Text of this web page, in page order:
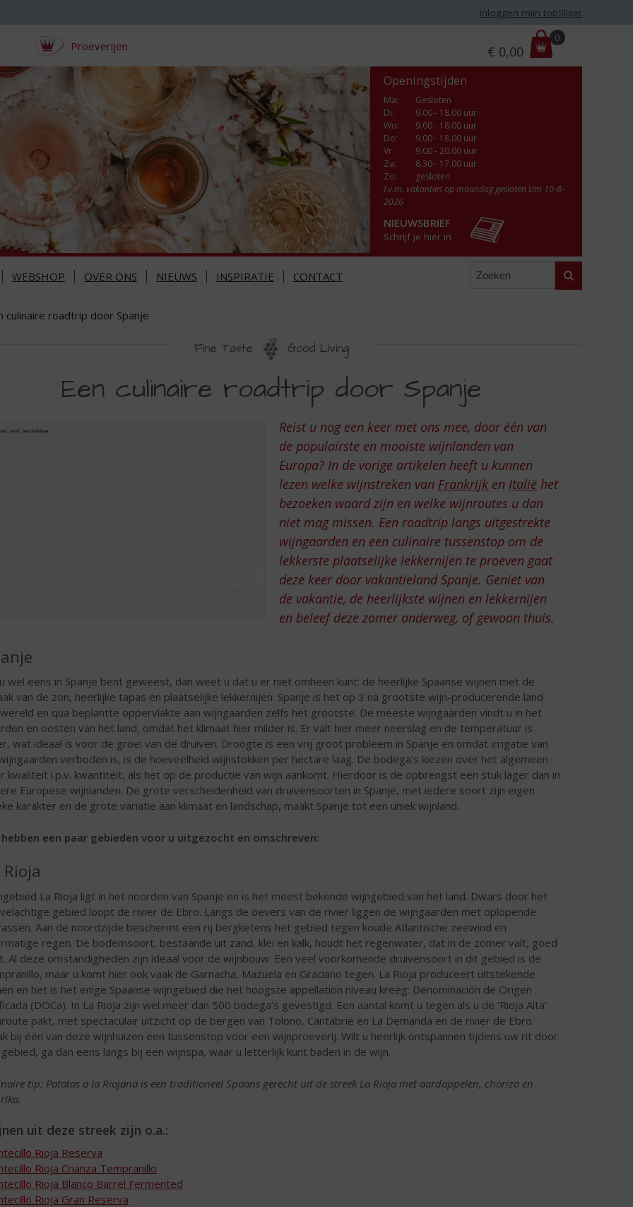
Inloggen mijn topSlijter
Proeverijen
r
i
€ 0,00
0
Openingstijden
Ma:
Gesloten
Di:
9.00 - 18.00 uur
Wo:
9.00 - 18.00 uur
Do:
9.00 - 18.00 uur
Vr:
9.00 - 20.00 uur
Za:
8.30 - 17.00 uur
Zo:
gesloten
I.v.m. vakanties op maandag gesloten t/m 10-8-
2026
NIEUWSBRIEF
Schrijf je hier in
WEBSHOP OVER ONS NIEUWS INSPIRATIE CONTACT Zoeken
culinaire roadtrip door Spanje
Fine Taste Good Living
Een culinaire roadtrip door Spanje
Reist u nog een keer met ons mee, door één van
de populairste en mooiste wijnlanden van
Europa? In de vorige artikelen heeft u kunnen
lezen welke wijnstreken van Frankrijk en Italië het
bezoeken waard zijn en welke wijnroutes u dan
niet mag missen. Een roadtrip langs uitgestrekte
wijngaarden en een culinaire tussenstop om de
lekkerste plaatselijke lekkernijen te proeven gaat
deze keer door vakantieland Spanje. Geniet van
de vakantie, de heerlijkste wijnen en lekkernijen
en beleef deze zomer onderweg, of gewoon thuis.
wel eens in Spanje bent geweest, dan weet u dat u er niet omheen kunt: de heerlijke Spaanse wijnen met de
van de zon, heerlijke tapas en plaatselijke lekkernijen. Spanje is het op 3 na grootste wijn-producerende land
en qua beplantte oppervlakte aan wijngaarden zelfs het grootste. De meeste wijngaarden vindt u in het
en oosten van het land, omdat het klimaat hier milder is. Er valt hier meer neerslag en de temperatuur is
wat ideaal is voor de groei van de druiven. Droogte is een vrij groot probleem in Spanje en omdat irrigatie van
verboden is, is de hoeveelheid wijnstokken per hectare laag. De bodega’s kiezen over het algemeen
kwaliteit i.p.v. kwantiteit, als het op de productie van wijn aankomt. Hierdoor is de opbrengst een stuk lager dan in
Europese wijnlanden. De grote verscheidenheid van druivensoorten in Spanje, met iedere soort zijn eigen
karakter en de grote variatie aan klimaat en landschap, maakt Spanje tot een uniek wijnland.
hebben een paar gebieden voor u uitgezocht en omschreven:
Rioja
La Rioja ligt in het noorden van Spanje en is het meest bekende wijngebied van het land. Dwars door het
gebied loopt de rivier de Ebro. Langs de oevers van de rivier liggen de wijngaarden met oplopende
Aan de noordzijde beschermt een rij bergketens het gebied tegen koude Atlantische zeewind en
regen. De bodemsoort, bestaande uit zand, klei en kalk, houdt het regenwater, dat in de zomer valt, goed
Al deze omstandigheden zijn ideaal voor de wijnbouw. Een veel voorkomende druivensoort in dit gebied is de
maar u komt hier ook vaak de Garnacha, Mazuela en Graciano tegen. La Rioja produceert uitstekende
en het is het enige Spaanse wijngebied die het hoogste appellation niveau kreeg: Denominación de Origen
(DOCa). In La Rioja zijn wel meer dan 500 bodega’s gevestigd. Een aantal komt u tegen als u de ‘Rioja Alta’
pakt, met spectaculair uitzicht op de bergen van Tolono, Cantabrië en La Demanda en de rivier de Ebro.
bij één van deze wijnhuizen een tussenstop voor een wijnproeverij. Wilt u heerlijk ontspannen tijdens uw rit door
ga dan eens langs bij een wijnspa, waar u letterlijk kunt baden in de wijn.
tip: Patatas a la Riojana is een traditioneel Spaans gerecht uit de streek La Rioja met aardappelen, chorizo en
uit deze streek zijn o.a.:
Rioja Reserva
Rioja Crianza Tempranillo
Rioja Blanco Barrel Fermented
Rioja Gran Reserva